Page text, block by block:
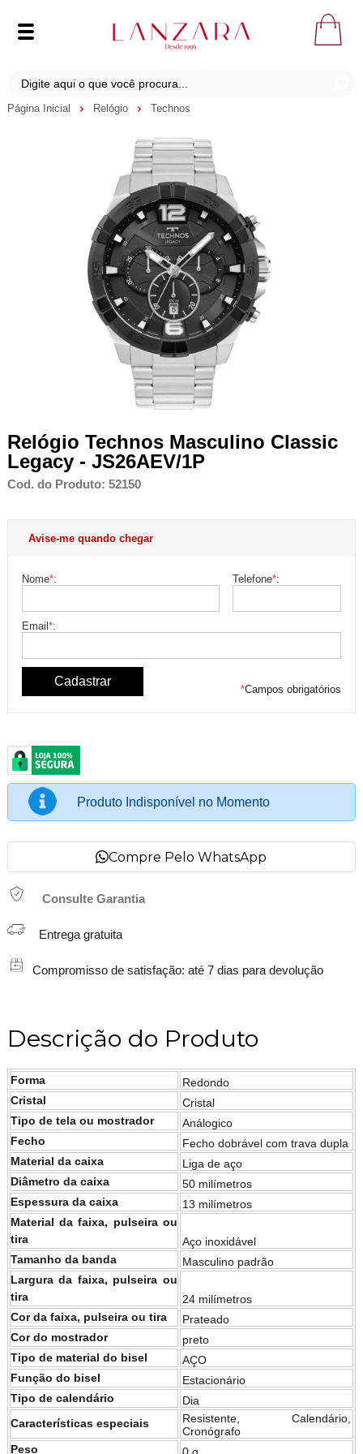
Página Inicial Relógio Technos
Relógio Technos Masculino Classic
Legacy - JS26AEV/1P
Cod. do Produto: 52150
Avise-me quando chegar
Nome*: Telefone*:
Email*:
*Campos obrigatórios
Produto Indisponível no Momento
Compre Pelo WhatsApp
Consulte Garantia
Entrega gratuita
Compromisso de satisfação: até 7 dias para devolução
Descrição do Produto
Forma
Redondo
Cristal
Cristal
Tipo de tela ou mostrador
Análogico
Fecho
Fecho dobrável com trava dupla
Material da caixa
Liga de aço
Diâmetro da caixa
50 milímetros
Espessura da caixa
13 milímetros
Material da faixa, pulseira ou
tira
Aço inoxidável
Tamanho da banda
Masculino padrão
Largura da faixa, pulseira ou
tira
24 milímetros
Cor da faixa, pulseira ou tira
Prateado
Cor do mostrador
preto
Tipo de material do bisel
AÇO
Função do bisel
Estacionário
Tipo de calendário
Dia
Características especiais
Resistente, Calendário,
Cronógrafo
Peso